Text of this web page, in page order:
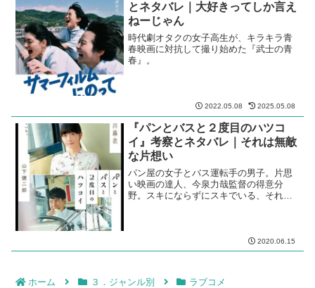
とネタバレ｜大好きってしか言え
ねーじゃん
時代劇オタクの女子高生が、キラキラ青
春映画に対抗して撮り始めた『武士の青
春』。
2022.05.08 2025.05.08
『パンとバスと２度目のハツコ
イ』考察とネタバレ｜それは無敵
な片想い
パン屋の女子とバス運転手の男子。片思
い映画の達人、今泉力哉監督の得意分
野。スキにならずにスキでいる、それは
2020.06.15
ホーム ３．ジャンル別 ラブコメ